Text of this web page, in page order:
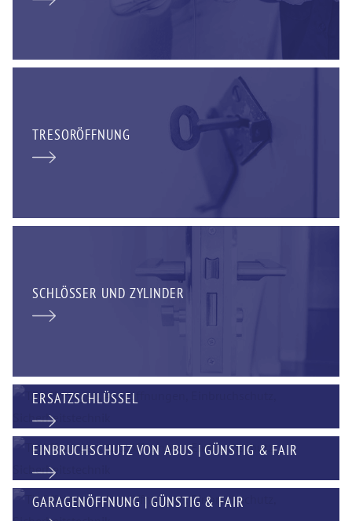
TRESORÖFFNUNG
SCHLÖSSER UND ZYLINDER
ERSATZSCHLÜSSEL
EINBRUCHSCHUTZ VON ABUS | GÜNSTIG & FAIR
GARAGENÖFFNUNG | GÜNSTIG & FAIR